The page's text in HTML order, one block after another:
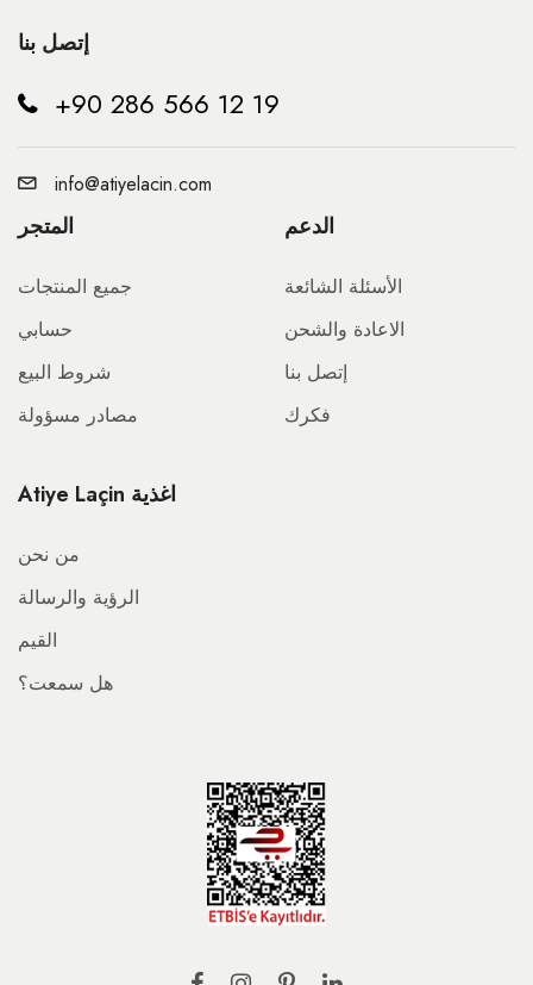
إتصل بنا
+90 286 566 12 19
info@atiyelacin.com
المتجر
جميع المنتجات
حسابي
شروط البيع
مصادر مسؤولة
الدعم
الأسئلة الشائعة
الاعادة والشحن
إتصل بنا
فكرك
Atiye Laçin اغذية
من نحن
الرؤية والرسالة
القيم
هل سمعت؟